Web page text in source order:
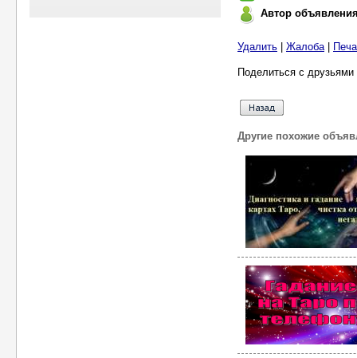
Автор
Удалить Жалоба|
Поделиться с
Другие похожие